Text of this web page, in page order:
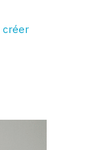
créer